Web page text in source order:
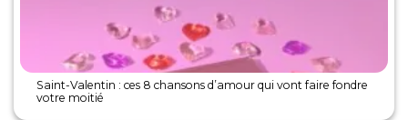
Saint-Valentin : ces 8 chansons d’amour qui vont faire fondre
votre moitié